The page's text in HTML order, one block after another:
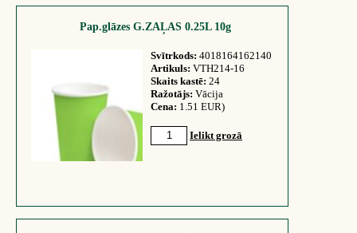
Pap.glāzes G.ZAĻAS 0.25L 10g
Svītrkods: 4018164162140
Artikuls: VTH214-16
Skaits kastē: 24
Ražotājs: Vācija
Cena: 1.51 EUR)
Ielikt grozā